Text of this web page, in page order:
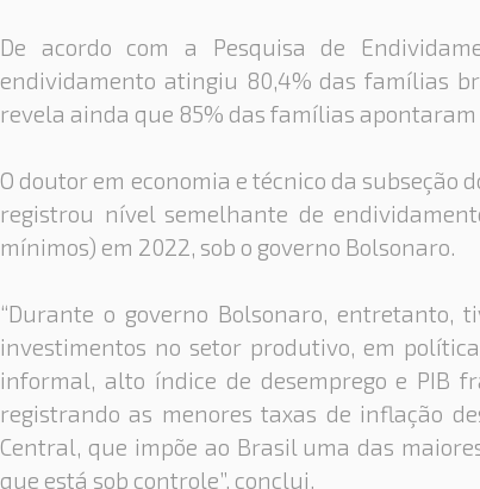
De acordo com a Pesquisa de
endividamento atingiu 80,4% das famílias
revela ainda que 85% das famílias
O doutor em economia e técnico da subseção
registrou nível semelhante de
mínimos) em 2022, sob o governo Bolsonaro.
“Durante o governo Bolsonaro, entretanto,
investimentos no setor produtivo, em
informal, alto índice de desemprego e PIB
registrando as menores taxas de inflação
Central, que impõe ao Brasil uma das
que está sob controle”, conclui.